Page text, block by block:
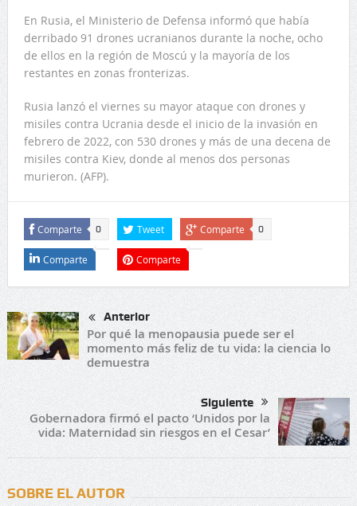
En Rusia, el Ministerio de Defensa informó que había
derribado 91 drones ucranianos durante la noche, ocho
de ellos en la región de Moscú y la mayoría de los
restantes en zonas fronterizas.
Rusia lanzó el viernes su mayor ataque con drones y
misiles contra Ucrania desde el inicio de la invasión en
febrero de 2022, con 530 drones y más de una decena de
misiles contra Kiev, donde al menos dos personas
murieron. (AFP).
Comparte 0 Tweet Comparte 0
Comparte Comparte
Anterior
Por qué la menopausia puede ser el
momento más feliz de tu vida: la ciencia lo
demuestra
Siguiente
Gobernadora firmó el pacto ‘Unidos por la
vida: Maternidad sin riesgos en el Cesar’
SOBRE EL AUTOR